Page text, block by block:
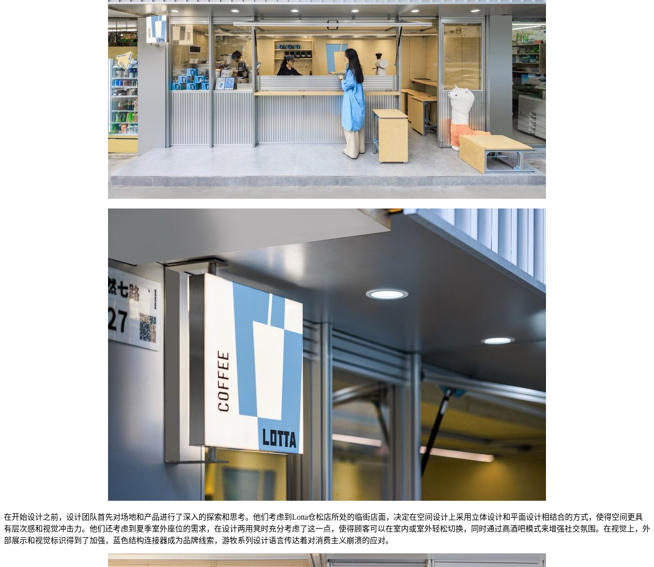
在开始设计之前，设计团队首先对场地和产品进行了深入的探索和思考。他们考虑到Lotta仓松店所处的临街店面，决定在空间设计上采用立体设计和平面设计相结合的方式，使得空间更具
有层次感和视觉冲击力。他们还考虑到夏季室外座位的需求，在设计两用凳时充分考虑了这一点，使得顾客可以在室内或室外轻松切换，同时通过高酒吧模式来增强社交氛围。在视觉上，外
部展示和视觉标识得到了加强，蓝色结构连接器成为品牌线索，游牧系列设计语言传达着对消费主义崩溃的应对。